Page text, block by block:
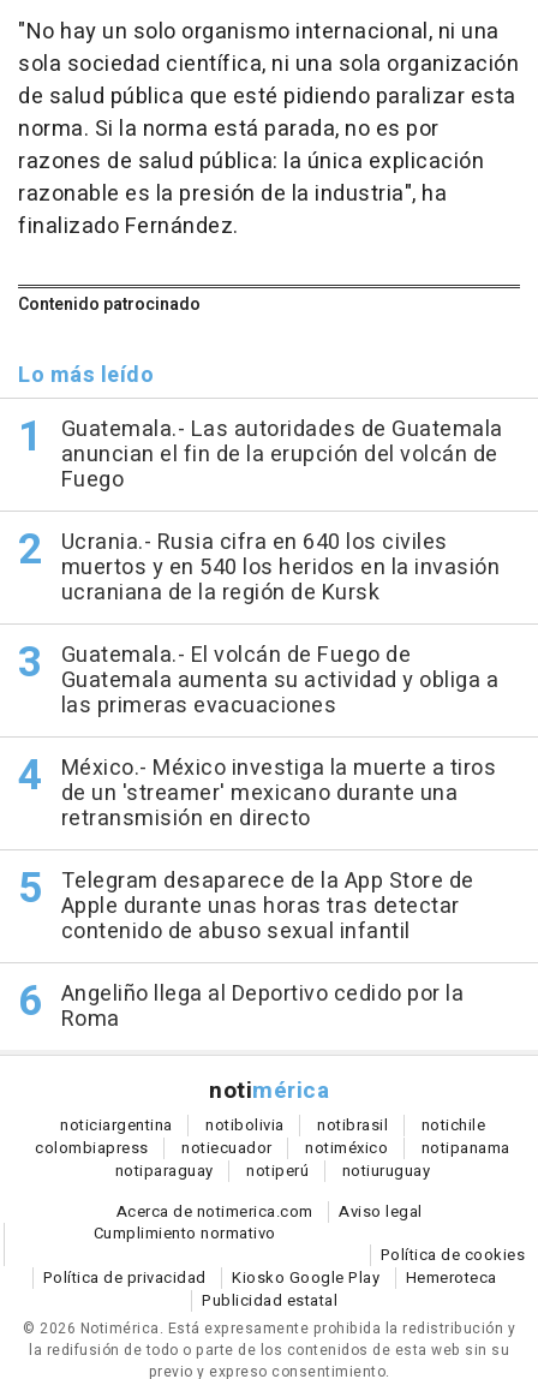
"No hay un solo organismo internacional, ni una
sola sociedad científica, ni una sola organización
de salud pública que esté pidiendo paralizar esta
norma. Si la norma está parada, no es por
razones de salud pública: la única explicación
razonable es la presión de la industria", ha
finalizado Fernández.
Contenido patrocinado
Lo más leído
Guatemala.- Las autoridades de Guatemala
anuncian el fin de la erupción del volcán de
Fuego
Ucrania.- Rusia cifra en 640 los civiles
muertos y en 540 los heridos en la invasión
ucraniana de la región de Kursk
Guatemala.- El volcán de Fuego de
Guatemala aumenta su actividad y obliga a
las primeras evacuaciones
México.- México investiga la muerte a tiros
de un 'streamer' mexicano durante una
retransmisión en directo
Telegram desaparece de la App Store de
Apple durante unas horas tras detectar
contenido de abuso sexual infantil
Angeliño llega al Deportivo cedido por la
Roma
notimérica
noticiargentina notibolivia notibrasil notichile
colombiapress notiecuador notiméxico notipanama
notiparaguay notiperú notiuruguay
Acerca de notimerica.com
Aviso legal
Cumplimiento normativo
Política de cookies
Política de privacidad
Kiosko Google Play
Hemeroteca
Publicidad estatal
© 2026 Notimérica. Está expresamente prohibida la redistribución y
la redifusión de todo o parte de los contenidos de esta web sin su
previo y expreso consentimiento.